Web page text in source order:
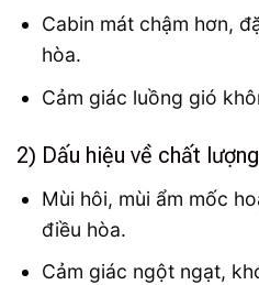
Cabin mát chậm hơn,
hòa.
Cảm giác luồng gió
2) Dấu hiệu về chất
Mùi hôi, mùi ẩm mốc
điều hòa.
Cảm giác ngột ngạt,